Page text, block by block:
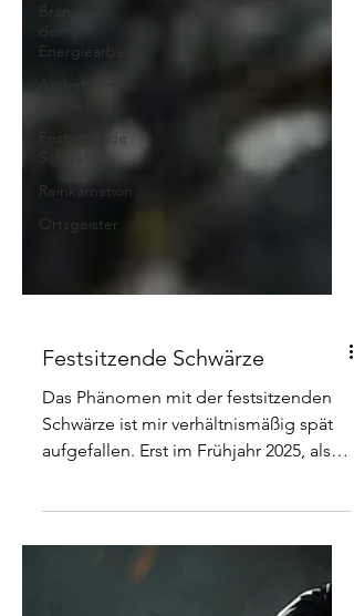
Branchen
der
Energiearbeit
Archetypen
Festsitzende
Reinkarnation
Ortsgeister
Festsitzende Schwärze
Das Phänomen mit der festsitzenden
Schwärze ist mir verhältnismäßig spät
besuchte, der sich wegen Burnout
behandeln ließ, wurde ich darauf
aufmerksam. Schon bei der Ankunft